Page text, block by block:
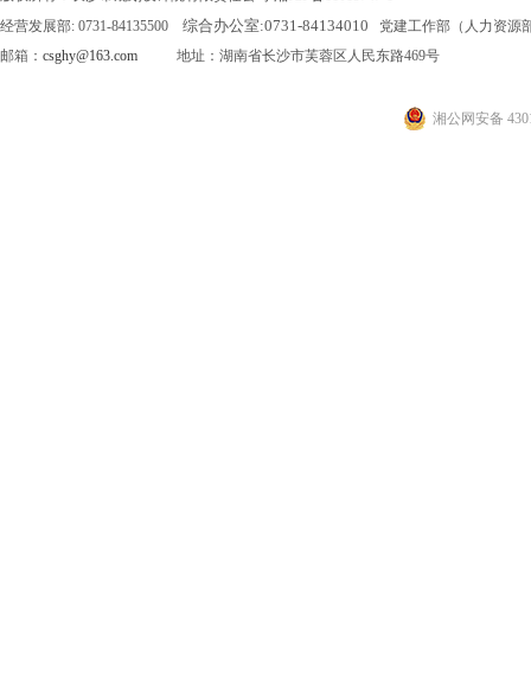
经营发展部: 0731-84135500 综合办公室:0731-84134010
党建工作部（人力资源
邮箱： csghy@163.com 地址：湖南省长沙市芙蓉区人民东路469号
湘公网安备